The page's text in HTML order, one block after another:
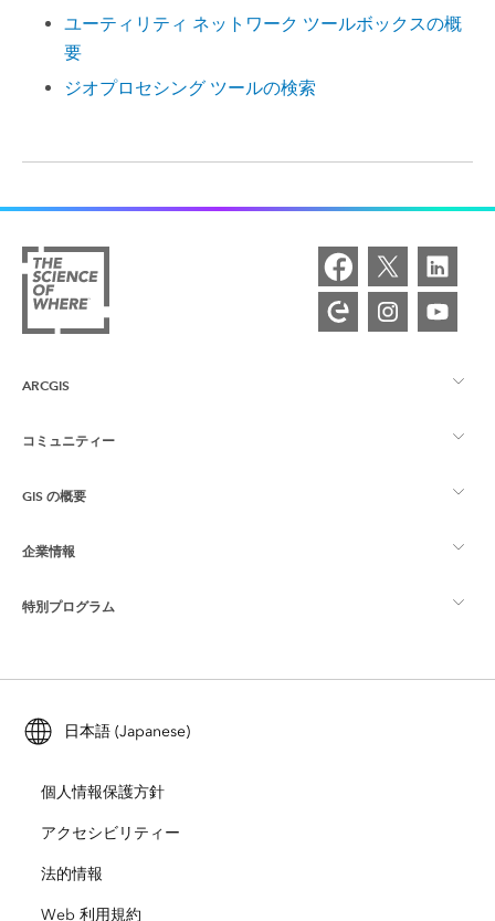
ユーティリティ ネットワーク ツールボックスの概
要
ジオプロセシング ツールの検索
ARCGIS
ArcGIS の概要
マッピング
Esri ストア
コミュニティー
Esri Community
ArcGIS ブログ
ユーザー調査およびテスト
Esri Young Professionals Network
GIS の概要
GIS とは
ロケーション インテリジェンス
トレーニング
ArcUser
ArcNews
ArcWatch
企業情報
Esri について
採用情報
オープンビジョン
特別プログラム
ArcGIS for Student Use
自然保護
教育機関
日本語 (Japanese)
個人情報保護方針
アクセシビリティー
法的情報
Web 利用規約